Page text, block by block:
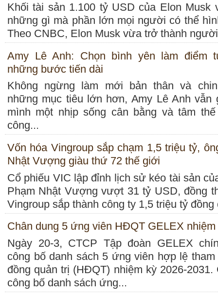
Khối tài sản 1.100 tỷ USD của Elon Musk
những gì mà phần lớn mọi người có thể
Theo CNBC, Elon Musk vừa trở thành
Amy Lê Anh: Chọn bình yên làm điểm
những bước tiến dài
Không ngừng làm mới bản thân và
những mục tiêu lớn hơn, Amy Lê Anh vẫn
mình một nhịp sống cân bằng và tâm
công...
Vốn hóa Vingroup sắp chạm 1,5 triệu tỷ,
Nhật Vượng giàu thứ 72 thế giới
Cổ phiếu VIC lập đỉnh lịch sử kéo tài sản
Phạm Nhật Vượng vượt 31 tỷ USD, đồng
Vingroup sắp thành công ty 1,5 triệu tỷ đồng
Chân dung 5 ứng viên HĐQT GELEX
Ngày 20-3, CTCP Tập đoàn GELEX
công bố danh sách 5 ứng viên hợp lệ
đồng quản trị (HĐQT) nhiệm kỳ 2026-2031.
công bố danh sách ứng...